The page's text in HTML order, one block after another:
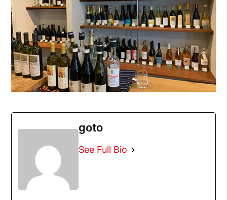
goto
See Full Bio